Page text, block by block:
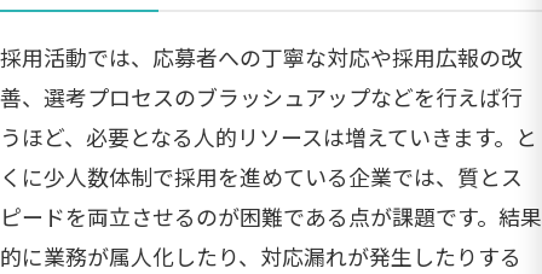
採用活動では、応募者への丁寧な対応や採用広報の改
善、選考プロセスのブラッシュアップなどを行えば行
うほど、必要となる人的リソースは増えていきます。と
くに少人数体制で採用を進めている企業では、質とス
ピードを両立させるのが困難である点が課題です。結果
的に業務が属人化したり、対応漏れが発生したりする